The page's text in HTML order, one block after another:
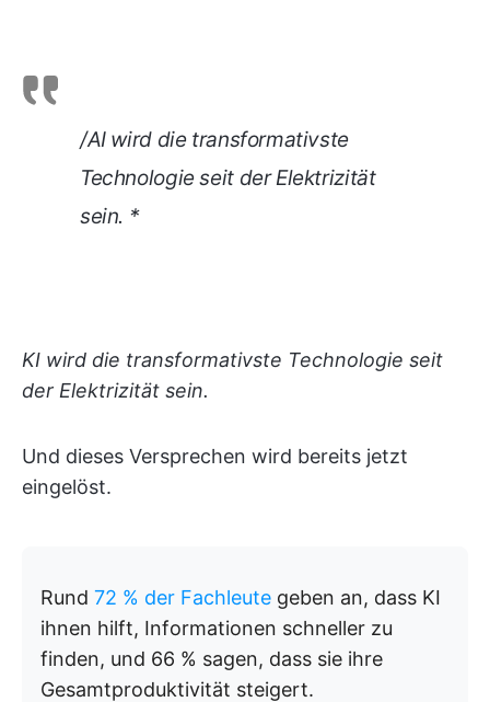
/AI wird die transformativste
Technologie seit der Elektrizität
sein. *
KI wird die transformativste Technologie seit
der Elektrizität sein.
Und dieses Versprechen wird bereits jetzt
eingelöst.
Rund 72 % der Fachleute geben an, dass KI
ihnen hilft, Informationen schneller zu
finden, und 66 % sagen, dass sie ihre
Gesamtproduktivität steigert.